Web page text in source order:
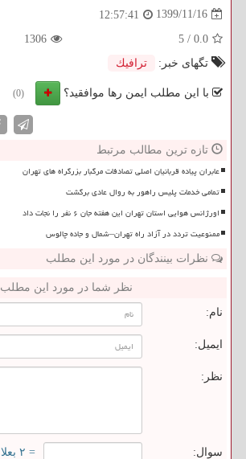
1399/11/16
12:57:41
0.0
/
5
1306
تگهای خبر:
ترافیك
با این مطلب ایمن رها موافقید؟ (0)
تازه ترین مطالب مرتبط
عابران پیاده قربانیان اصلی تصادفات مرگبار بزرگراه های تهران
تمامی خدمات پلیس راهور به روال عادی برگشت
اورژانس هوایی استان تهران این هفته جان ۶ نفر را نجات داد
ممنوعیت تردد در آزاد راه تهران–شمال و جاده چالوس
نظرات بینندگان در مورد این مطلب
نظر شما در مورد این مطلب
نام:
ایمیل:
نظر:
سوال: = ۲ بعلاوه ۳